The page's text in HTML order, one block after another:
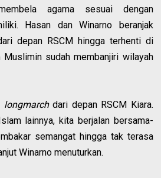
agama sesuai dengan
Hasan dan Winarno beranjak
depan RSCM hingga terhenti di
Muslimin sudah membanjiri wilayah
longmarchdari depan RSCM Kiara.
lainnya, kita berjalan bersama-
semangat hingga tak terasa
Winarno menuturkan.